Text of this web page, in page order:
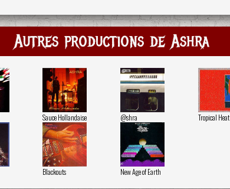
Autres productions de Ashra
Sauce Hollandaise @shra Tropical Heat
Blackouts New Age of Earth